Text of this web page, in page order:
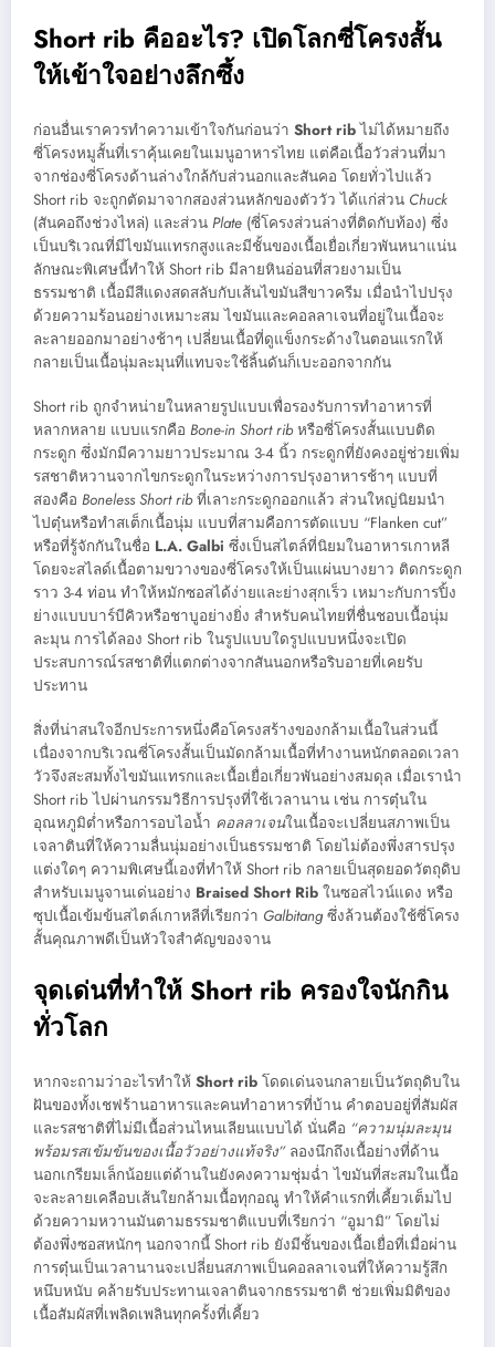
Short rib คืออะไร? เปิดโลกซี่โครงสั้น
ให้เข้าใจอย่างลึกซึ้ง
ก่อนอื่นเราควรทำความเข้าใจกันก่อนว่า Short ribไม่ได้หมายถึง
ซี่โครงหมูสั้นที่เราคุ้นเคยในเมนูอาหารไทย แต่คือเนื้อวัวส่วนที่มา
จากช่องซี่โครงด้านล่างใกล้กับส่วนอกและสันคอ โดยทั่วไปแล้ว
Short rib จะถูกตัดมาจากสองส่วนหลักของตัววัว ได้แก่ส่วน Chuck
(สันคอถึงช่วงไหล่) และส่วน Plate (ซี่โครงส่วนล่างที่ติดกับท้อง) ซึ่ง
เป็นบริเวณที่มีไขมันแทรกสูงและมีชั้นของเนื้อเยื่อเกี่ยวพันหนาแน่น
ลักษณะพิเศษนี้ทำให้ Short rib มีลายหินอ่อนที่สวยงามเป็น
ธรรมชาติ เนื้อมีสีแดงสดสลับกับเส้นไขมันสีขาวครีม เมื่อนำไปปรุง
ด้วยความร้อนอย่างเหมาะสม ไขมันและคอลลาเจนที่อยู่ในเนื้อจะ
ละลายออกมาอย่างช้าๆ เปลี่ยนเนื้อที่ดูแข็งกระด้างในตอนแรกให้
กลายเป็นเนื้อนุ่มละมุนที่แทบจะใช้ลิ้นดันก็เบะออกจากกัน
Short rib ถูกจำหน่ายในหลายรูปแบบเพื่อรองรับการทำอาหารที่
หลากหลาย แบบแรกคือ Bone-in Short ribหรือซี่โครงสั้นแบบติด
กระดูก ซึ่งมักมีความยาวประมาณ 3-4 นิ้ว กระดูกที่ยังคงอยู่ช่วยเพิ่ม
รสชาติหวานจากไขกระดูกในระหว่างการปรุงอาหารช้าๆ แบบที่
สองคือ Boneless Short ribที่เลาะกระดูกออกแล้ว ส่วนใหญ่นิยมนำ
ไปตุ๋นหรือทำสเต็กเนื้อนุ่ม แบบที่สามคือการตัดแบบ “Flanken cut”
หรือที่รู้จักกันในชื่อ L.A. Galbi ซึ่งเป็นสไตล์ที่นิยมในอาหารเกาหลี
โดยจะสไลด์เนื้อตามขวางของซี่โครงให้เป็นแผ่นบางยาว ติดกระดูก
ราว 3-4 ท่อน ทำให้หมักซอสได้ง่ายและย่างสุกเร็ว เหมาะกับการปิ้ง
ย่างแบบบาร์บีคิวหรือชาบูอย่างยิ่ง สำหรับคนไทยที่ชื่นชอบเนื้อนุ่ม
ละมุน การได้ลอง Short rib ในรูปแบบใดรูปแบบหนึ่งจะเปิด
ประสบการณ์รสชาติที่แตกต่างจากสันนอกหรือริบอายที่เคยรับ
ประทาน
สิ่งที่น่าสนใจอีกประการหนึ่งคือโครงสร้างของกล้ามเนื้อในส่วนนี้
เนื่องจากบริเวณซี่โครงสั้นเป็นมัดกล้ามเนื้อที่ทำงานหนักตลอดเวลา
วัวจึงสะสมทั้งไขมันแทรกและเนื้อเยื่อเกี่ยวพันอย่างสมดุล เมื่อเรานำ
Short rib ไปผ่านกรรมวิธีการปรุงที่ใช้เวลานาน เช่น การตุ๋นใน
อุณหภูมิต่ำหรือการอบไอน้ำ คอลลาเจนในเนื้อจะเปลี่ยนสภาพเป็น
เจลาตินที่ให้ความลื่นนุ่มอย่างเป็นธรรมชาติ โดยไม่ต้องพึ่งสารปรุง
แต่งใดๆ ความพิเศษนี้เองที่ทำให้ Short rib กลายเป็นสุดยอดวัตถุดิบ
สำหรับเมนูจานเด่นอย่าง Braised Short Rib ในซอสไวน์แดง หรือ
ซุปเนื้อเข้มข้นสไตล์เกาหลีที่เรียกว่า Galbitangซึ่งล้วนต้องใช้ซี่โครง
สั้นคุณภาพดีเป็นหัวใจสำคัญของจาน
จุดเด่นที่ทำให้ Short rib ครองใจนักกิน
ทั่วโลก
หากจะถามว่าอะไรทำให้ Short rib โดดเด่นจนกลายเป็นวัตถุดิบใน
ฝันของทั้งเชฟร้านอาหารและคนทำอาหารที่บ้าน คำตอบอยู่ที่สัมผัส
และรสชาติที่ไม่มีเนื้อส่วนไหนเลียนแบบได้ นั่นคือ “ความนุ่มละมุน
พร้อมรสเข้มข้นของเนื้อวัวอย่างแท้จริง”ลองนึกถึงเนื้อย่างที่ด้าน
นอกเกรียมเล็กน้อยแต่ด้านในยังคงความชุ่มฉ่ำ ไขมันที่สะสมในเนื้อ
จะละลายเคลือบเส้นใยกล้ามเนื้อทุกอณู ทำให้คำแรกที่เคี้ยวเต็มไป
ด้วยความหวานมันตามธรรมชาติแบบที่เรียกว่า “อูมามิ” โดยไม่
ต้องพึ่งซอสหนักๆ นอกจากนี้ Short rib ยังมีชั้นของเนื้อเยื่อที่เมื่อผ่าน
การตุ๋นเป็นเวลานานจะเปลี่ยนสภาพเป็นคอลลาเจนที่ให้ความรู้สึก
หนึบหนับ คล้ายรับประทานเจลาตินจากธรรมชาติ ช่วยเพิ่มมิติของ
เนื้อสัมผัสที่เพลิดเพลินทุกครั้งที่เคี้ยว